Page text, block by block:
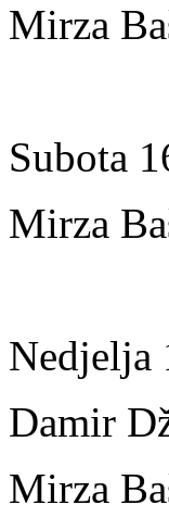
Mirza
Subota
Mirza
Nedjelja
Damir
Mirza